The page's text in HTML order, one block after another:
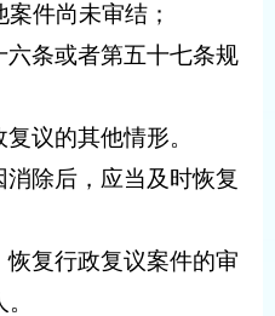
件尚未审结；
六条或者第五十七条规
议的其他情形。
除后，应当及时恢复
复行政复议案件的审